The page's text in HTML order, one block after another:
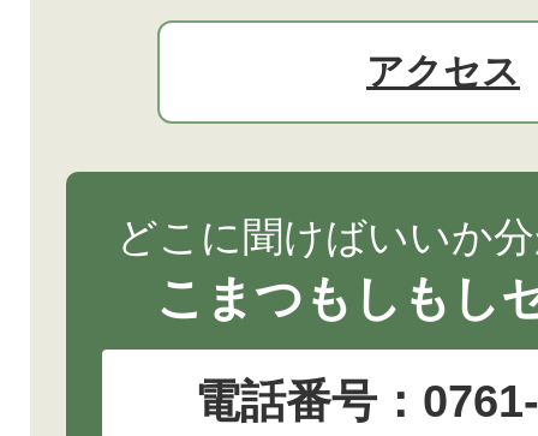
アクセス
どこに聞けばいいか
こまつもしもし
電話番号：